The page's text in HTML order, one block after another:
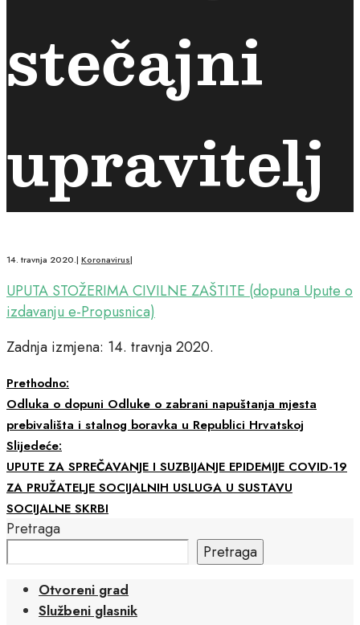
stečajni
upravitelj
14. travnja 2020.| Koronavirus|
UPUTA STOŽERIMA CIVILNE ZAŠTITE (dopuna Upute o
izdavanju e-Propusnica)
Zadnja izmjena: 14. travnja 2020.
Prethodno:
Odluka o dopuni Odluke o zabrani napuštanja mjesta
prebivališta i stalnog boravka u Republici Hrvatskoj
Slijedeće:
UPUTE ZA SPREČAVANJE I SUZBIJANJE EPIDEMIJE COVID-19
ZA PRUŽATELJE SOCIJALNIH USLUGA U SUSTAVU
SOCIJALNE SKRBI
Pretraga
Pretraga
Otvoreni grad
Službeni glasnik